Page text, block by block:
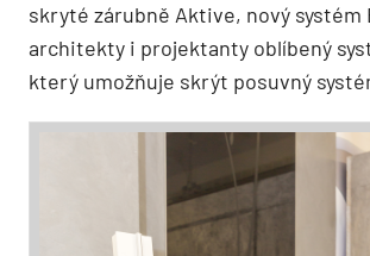
skryté zárubně Aktive, nový systém
architekty i projektanty oblíbený
který umožňuje skrýt posuvný